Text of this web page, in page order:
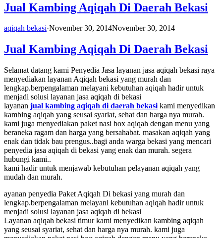
Jual Kambing Aqiqah Di Daerah Bekasi
aqiqah bekasi·November 30, 2014November 30, 2014
Jual Kambing Aqiqah Di Daerah Bekasi
Selamat datang kami Penyedia Jasa layanan jasa aqiqah bekasi raya
menyediakan layanan Aqiqah bekasi yang murah dan
lengkap.berpengalaman melayani kebutuhan aqiqah hadir untuk
menjadi solusi layanan jasa aqiqah di bekasi
layanan jual kambing aqiqah di daerah bekasi kami menyedikan
kambing aqiqah yang seusai syariat, sehat dan harga nya murah.
kami juga menyediakan paket nasi box aqiqah dengan menu yang
beraneka ragam dan harga yang bersahabat. masakan aqiqah yang
enak dan tidak bau prengus..bagi anda warga bekasi yang mencari
penyedia jasa aqiqah di bekasi yang enak dan murah. segera
hubungi kami..
kami hadir untuk menjawab kebutuhan pelayanan aqiqah yang
mudah dan murah.
ayanan penyedia Paket Aqiqah Di bekasi yang murah dan
lengkap.berpengalaman melayani kebutuhan aqiqah hadir untuk
menjadi solusi layanan jasa aqiqah di bekasi
Layanan aqiqah bekasi timur kami menyedikan kambing aqiqah
yang seusai syariat, sehat dan harga nya murah. kami juga